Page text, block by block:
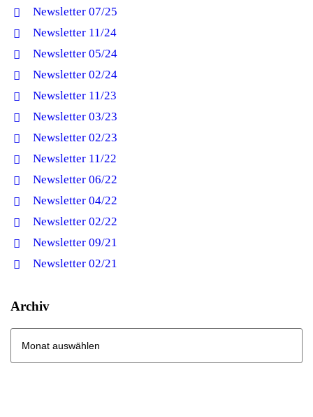
Newsletter 07/25
Newsletter 11/24
Newsletter 05/24
Newsletter 02/24
Newsletter 11/23
Newsletter 03/23
Newsletter 02/23
Newsletter 11/22
Newsletter 06/22
Newsletter 04/22
Newsletter 02/22
Newsletter 09/21
Newsletter 02/21
Archiv